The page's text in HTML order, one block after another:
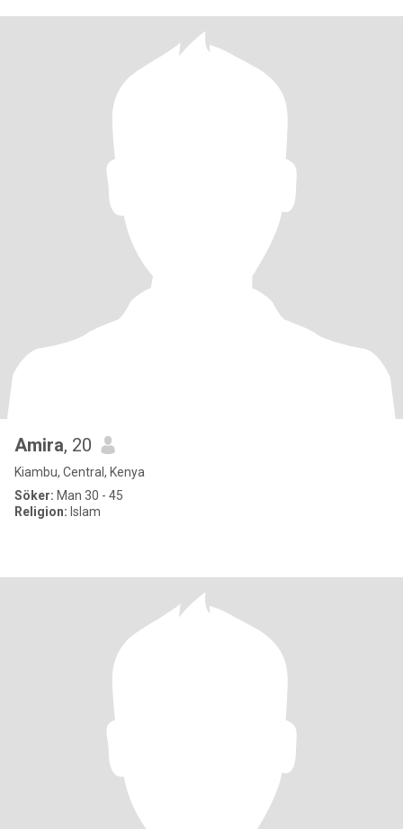
Amira, 20
Kiambu, Central, Kenya
Söker: Man 30 - 45
Religion: Islam